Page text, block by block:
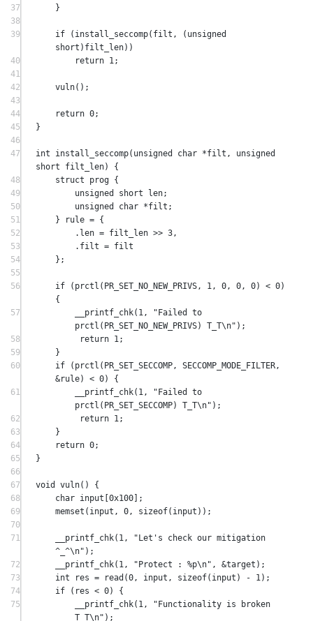
37
}
38
39
if ( install_seccomp(filt, ( unsigned
short )filt_len))
40
return 1 ;
41
42
vuln();
43
44
return 0;
45
}
46
47
int install_seccomp( unsigned char *filt ,
unsigned
short
filt_len) {
48
struct prog {
49
unsigned short len;
50
unsigned char *filt;
51
} rule = {
52
.len = filt_len >> 3,
53
.filt = filt
54
};
55
56
if ( prctl (PR_SET_NO_NEW_PRIVS, 1 , 0, 0, 0) < 0)
{
57
__printf_chk( 1 ,
"Failed to
prctl(PR_SET_NO_NEW_PRIVS) T_T\n" );
58
return 1 ;
59
}
60
if ( prctl
&rule) < 0) {
61
__printf_chk( 1 ,
"Failed to
prctl(PR_SET_SECCOMP) T_T\n" );
62
return 1 ;
63
}
64
return 0;
65
}
66
67
void vuln() {
68
char input [0x100];
69
memset (input, 0, sizeof(input));
70
71
__printf_chk( 1 ,
"Let's check our mitigation
^_^\n" );
72
__printf_chk( 1 , "Protect : %p\n" , &target);
73
int res = read (0, input, sizeof(input) - 1 );
74
if (res < 0) {
75
__printf_chk( 1 ,
"Functionality is broken
T_T\n" );